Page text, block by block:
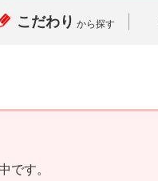
こだわり から探す
です。